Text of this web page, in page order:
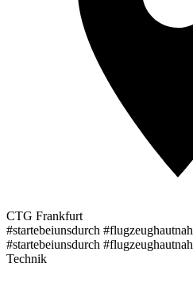
CTG Frankfurt
#startebeiunsdurch #flugzeughautnah
#startebeiunsdurch #flugzeughautnah
Technik